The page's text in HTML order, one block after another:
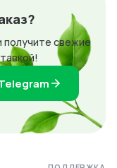
получите свежие